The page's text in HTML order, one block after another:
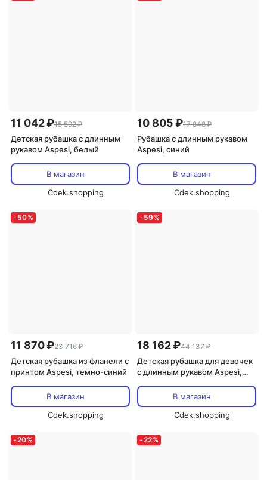
11 042 ₽15 592 ₽
Детская рубашка с длинным
рукавом Aspesi, белый
В магазин
Cdek.shopping
10 805 ₽17 848 ₽
Рубашка с длинным рукавом
Aspesi, синий
В магазин
Cdek.shopping
- 50%
11 870 ₽23 716 ₽
Детская рубашка из фланели с
принтом Aspesi, темно-синий
В магазин
Cdek.shopping
- 59 %
18 162 ₽44 137 ₽
Детская рубашка для девочек
с длинным рукавом Aspesi,
В магазин
Cdek.shopping
-20% -22%